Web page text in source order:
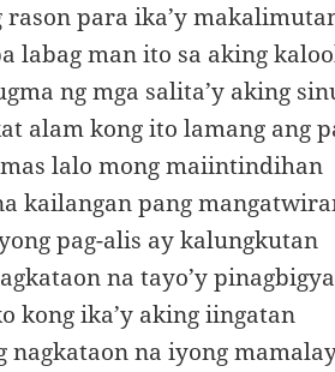
rason para ika’y
labag man ito sa aking
ng mga salita’y aking
alam kong ito lamang ang
lalo mong maiintindihan
kailangan pang
pag-alis ay kalungkutan
na tayo’y
kong ika’y aking iingatan
nagkataon na iyong